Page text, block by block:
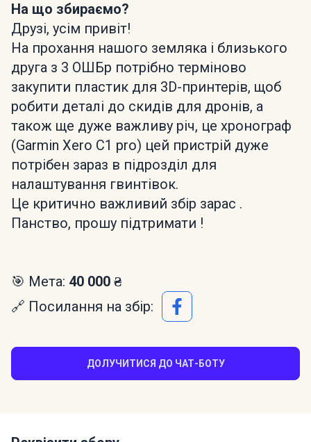
На що збираємо?
Друзі, усім привіт!
На прохання нашого земляка і близького
друга з 3 ОШБр потрібно терміново
закупити пластик для 3D-принтерів, щоб
робити деталі до скидів для дронів, а
також ще дуже важливу річ, це хронограф
(Garmin Xero C1 pro) цей пристрій дуже
потрібен зараз в підрозділ для
налаштування гвинтівок.
Це критично важливий збір зарас .
Панство, прошу підтримати !
🎯 Мета: 40 000 ₴
🔗 Посилання на збір:
ДОЛУЧИТИСЯ ДО ЧАТ-БОТУ